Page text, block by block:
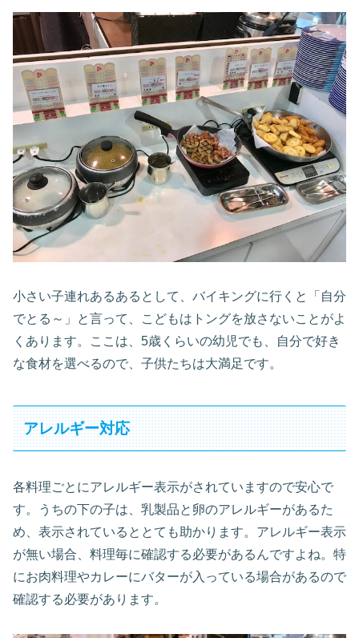
小さい子連れあるあるとして、バイキングに行くと「自分
でとる～」と言って、こどもはトングを放さないことがよ
くあります。ここは、5歳くらいの幼児でも、自分で好き
な食材を選べるので、子供たちは大満足です。
アレルギー対応
各料理ごとにアレルギー表示がされていますので安心で
す。うちの下の子は、乳製品と卵のアレルギーがあるた
め、表示されているととても助かります。アレルギー表示
が無い場合、料理毎に確認する必要があるんですよね。特
にお肉料理やカレーにバターが入っている場合があるので
確認する必要があります。